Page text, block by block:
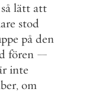
så lätt att
stod
på den
fören —
inte
, om